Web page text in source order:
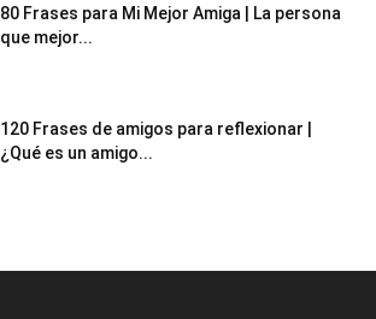
80 Frases para Mi Mejor Amiga | La persona
que mejor...
120 Frases de amigos para reflexionar |
¿Qué es un amigo...